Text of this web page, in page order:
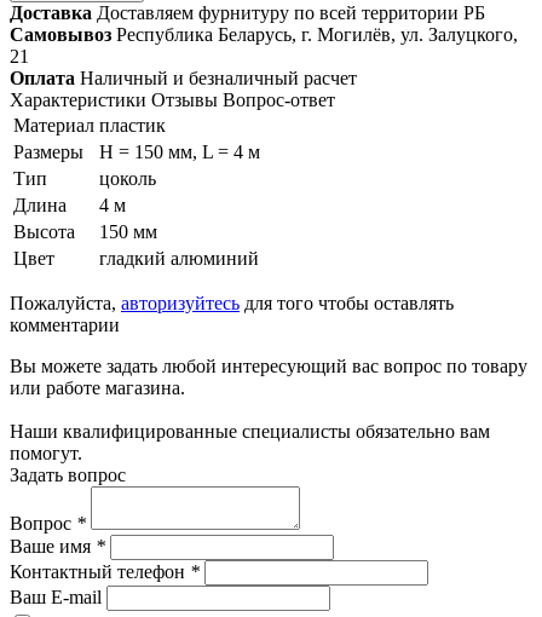
Доставка Доставляем фурнитуру по всей территории РБ
Самовывоз Республика Беларусь, г. Могилёв, ул. Залуцкого,
21
Оплата Наличный и безналичный расчет
Характеристики Отзывы Вопрос-ответ
Материал пластик
Размеры
H = 150 мм, L = 4 м
Тип
цоколь
Длина
4 м
Высота
150 мм
Цвет
гладкий алюминий
Пожалуйста, авторизуйтесь для того чтобы оставлять
комментарии
Вы можете задать любой интересующий вас вопрос по товару
или работе магазина.
Наши квалифицированные специалисты обязательно вам
помогут.
Задать вопрос
Вопрос *
Ваше имя *
Контактный телефон *
Ваш E-mail